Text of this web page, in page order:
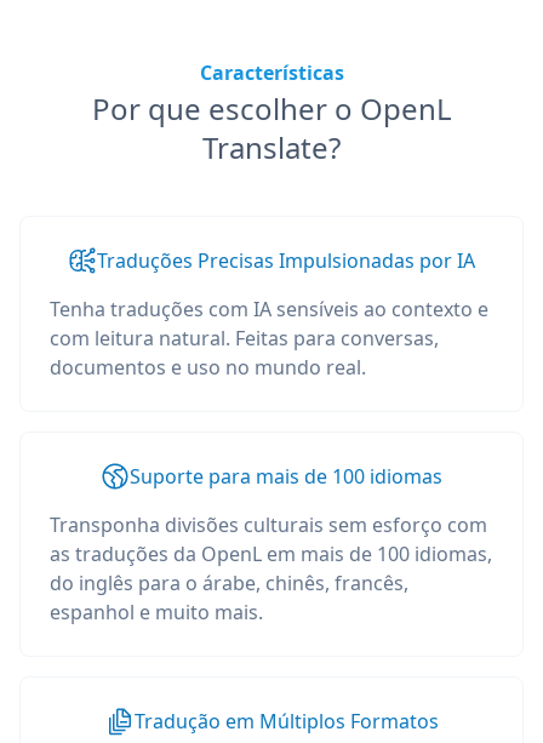
Características
Por que escolher o OpenL
Translate?
Traduções Precisas Impulsionadas por IA
Tenha traduções com IA sensíveis ao contexto e
com leitura natural. Feitas para conversas,
documentos e uso no mundo real.
Suporte para mais de 100 idiomas
Transponha divisões culturais sem esforço com
as traduções da OpenL em mais de 100 idiomas,
do inglês para o árabe, chinês, francês,
espanhol e muito mais.
Tradução em Múltiplos Formatos